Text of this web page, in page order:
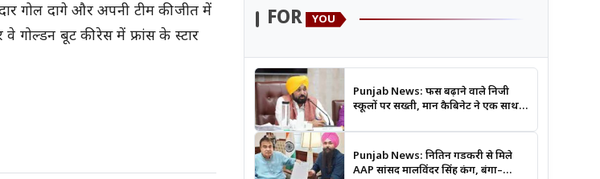
गोल दागे और अपनी टीम की जीत में
बूट की रेस में फ्रांस के स्टार
FOR YOU
Punjab News: फीस बढ़ाने वाले निजी
स्कूलों पर सख्ती, मान कैबिनेट ने एक साथ
Punjab News: नितिन गडकरी से मिले
AAP सांसद मालविंदर सिंह कंग, बंगा–